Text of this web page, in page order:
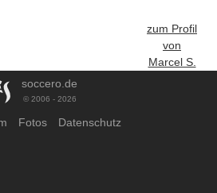
zum Profil
von
Marcel S.
soccero.de
© 2006 - 2026
Fotos Datenschutz